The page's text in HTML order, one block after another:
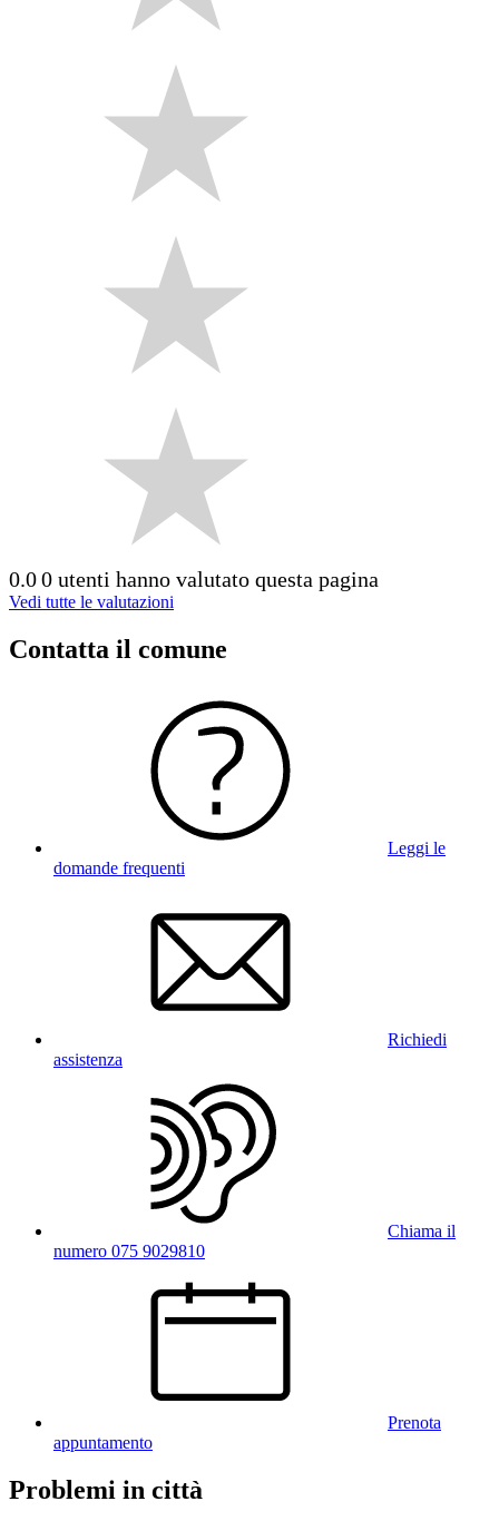
0.00 utenti hanno valutato questa pagina
Vedi tutte le valutazioni
Contatta il comune
Leggi le
domande frequenti
Richiedi
assistenza
Chiama il
numero 075 9029810
Prenota
appuntamento
Problemi in città